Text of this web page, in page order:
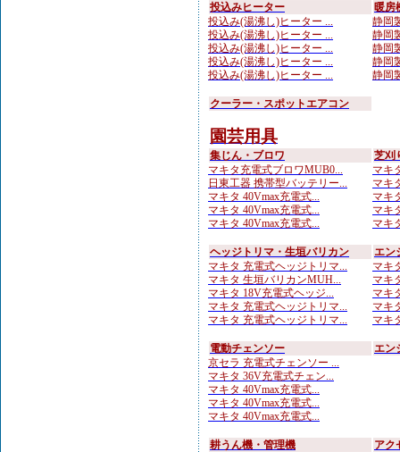
投込みヒーター
投込み(湯沸し)ヒーター ...
投込み(湯沸し)ヒーター ...
投込み(湯沸し)ヒーター ...
投込み(湯沸し)ヒーター ...
投込み(湯沸し)ヒーター ...
暖房
静岡
静岡
静岡
静岡
静岡
クーラー・スポットエアコン
園芸用具
集じん・ブロワ
マキタ充電式ブロワMUB0...
日東工器 携帯型バッテリー...
マキタ 40Vmax充電式...
マキタ 40Vmax充電式...
マキタ 40Vmax充電式...
芝刈
マキ
マキ
マキ
マキ
マキ
ヘッジトリマ・生垣バリカン
マキタ 充電式ヘッジトリマ...
マキタ 生垣バリカンMUH...
マキタ 18V充電式ヘッジ...
マキタ 充電式ヘッジトリマ...
マキタ 充電式ヘッジトリマ...
エン
マキ
マキ
マキ
マキ
マキ
電動チェンソー
京セラ 充電式チェンソー ...
マキタ 36V充電式チェン...
マキタ 40Vmax充電式...
マキタ 40Vmax充電式...
マキタ 40Vmax充電式...
エン
耕うん機・管理機
アク